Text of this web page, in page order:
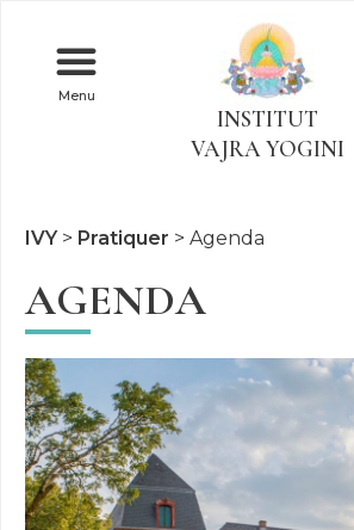
Menu
INSTITUT
VAJRA YOGINI
IVY> Pratiquer > Agenda
AGENDA